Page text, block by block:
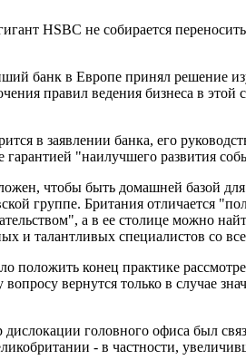
HSBC не собирается
банк в Европе принял решение
правил ведения бизнеса в этой
в заявлении банка, его
"наилучшего развития
чтобы быть домашней базой для
группе. Британия отличается
а в ее столице можно
и талантливых специалистов со
положить конец практике
вернутся только в случае
дислокации головного офиса был
- в частности,